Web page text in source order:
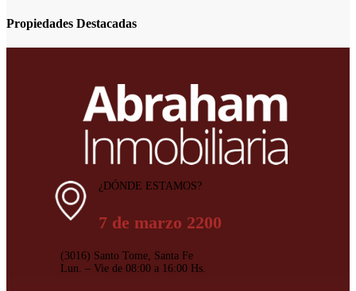
Propiedades Destacadas
¿DÓNDE ESTAMOS?
7 de marzo 2200
(3016) Santo Tome, Santa Fe
Lun. – Vie de 08:00 a 16:00 Hs.